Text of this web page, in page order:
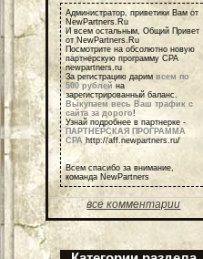
Администратор, приветики Вам от
NewPartners.Ru
И всем остальным, Общий Привет
от NewPartners.Ru
Посмотрите на обсолютно новую
партнерскую программу СРА
newpartners.ru
За регистрацию дарим всем по
500 рублей на
зарегистрированный баланс.
Выкупаем весь Ваш трафик с
сайта за дорого!
Узнай подробнее в партнерке -
ПАРТНЕРСКАЯ ПРОГРАММА
СРАhttp://aff.newpartners.ru/
Всем спасибо за внимание,
команда NewPartners
все комментарии